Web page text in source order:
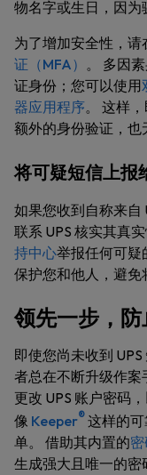
物名字或生日，因为
为了增加安全性，请
证（MFA） 。 多因
证身份；您可以使用
器应用程序。 这样
额外的身份验证，也
将可疑短信上报
如果您收到自称来自
联系 UPS 核实其真
持中心举报任何可疑
保护您和他人，避免
领先一步，防
即使您尚未收到
者总在不断升级作案
更改 UPS 账户密码
像 Keeper®这样的
单。 借助其内置的
生成强大且唯一的